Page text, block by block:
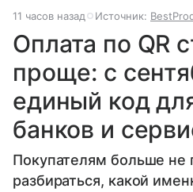
11 часов назад Источник:
Оплата по QR
проще: с
единый код
банков и
Покупателям больше не
разбираться, какой